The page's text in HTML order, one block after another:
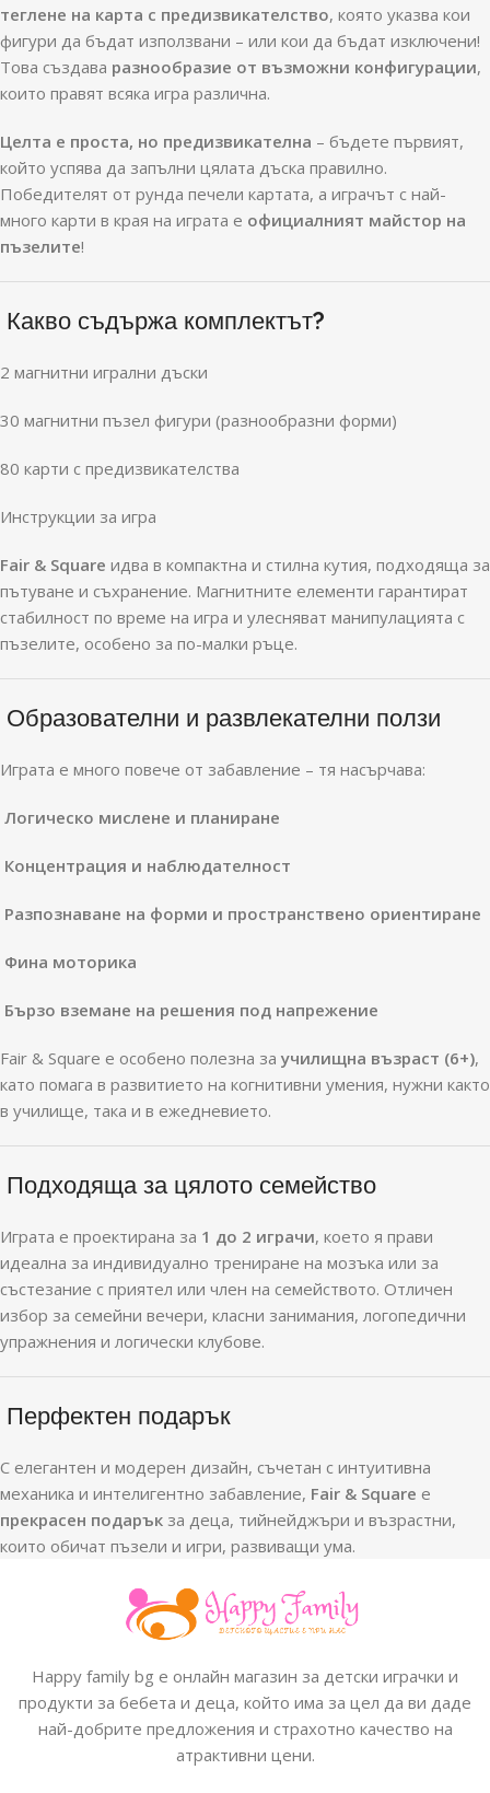
теглене на карта с предизвикателство, която указва кои
фигури да бъдат използвани – или кои да бъдат изключени!
Това създава разнообразие от възможни конфигурации,
които правят всяка игра различна.
Целта е проста, но предизвикателна – бъдете първият,
който успява да запълни цялата дъска правилно.
Победителят от рунда печели картата, а играчът с най-
много карти в края на играта е официалният майстор на
пъзелите!
Какво съдържа комплектът?
2 магнитни игрални дъски
30 магнитни пъзел фигури (разнообразни форми)
80 карти с предизвикателства
Инструкции за игра
Fair & Square идва в компактна и стилна кутия, подходяща за
пътуване и съхранение. Магнитните елементи гарантират
стабилност по време на игра и улесняват манипулацията с
пъзелите, особено за по-малки ръце.
Образователни и развлекателни ползи
Играта е много повече от забавление – тя насърчава:
Логическо мислене и планиране
Концентрация и наблюдателност
Разпознаване на форми и пространствено ориентиране
Фина моторика
Бързо вземане на решения под напрежение
Fair & Square е особено полезна за училищна възраст (6+),
като помага в развитието на когнитивни умения, нужни както
в училище, така и в ежедневието.
Подходяща за цялото семейство
Играта е проектирана за 1 до 2 играчи, което я прави
идеална за индивидуално трениране на мозъка или за
състезание с приятел или член на семейството. Отличен
избор за семейни вечери, класни занимания, логопедични
упражнения и логически клубове.
Перфектен подарък
С елегантен и модерен дизайн, съчетан с интуитивна
механика и интелигентно забавление, Fair & Square е
прекрасен подарък за деца, тийнейджъри и възрастни,
които обичат пъзели и игри, развиващи ума.
Happy family bg е онлайн магазин за детски играчки и
продукти за бебета и деца, който има за цел да ви даде
най-добрите предложения и страхотно качество на
атрактивни цени.